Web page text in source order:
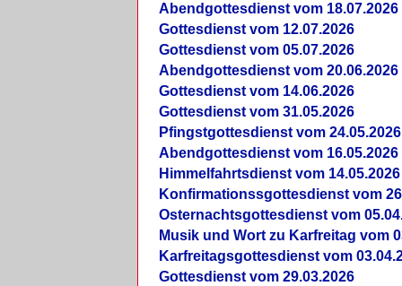
Abendgottesdienst vom 18.07.2026
Gottesdienst vom 12.07.2026
Gottesdienst vom 05.07.2026
Abendgottesdienst vom 20.06.2026
Gottesdienst vom 14.06.2026
Gottesdienst vom 31.05.2026
Pfingstgottesdienst vom 24.05.2026
Abendgottesdienst vom 16.05.2026
Himmelfahrtsdienst vom 14.05.2026
Konfirmationssgottesdienst vom
Osternachtsgottesdienst vom
Musik und Wort zu Karfreitag vom
Karfreitagsgottesdienst vom
Gottesdienst vom 29.03.2026